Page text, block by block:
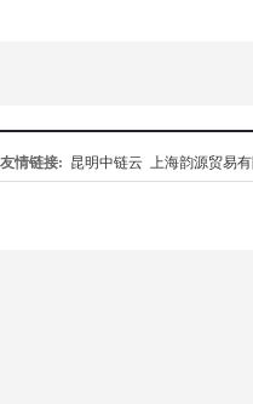
友情链接: 昆明中链云 上海韵源贸易有